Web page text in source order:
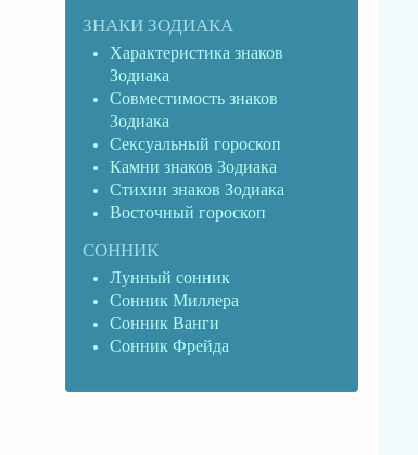
ЗНАКИ ЗОДИАКА
Характеристика знаков
Зодиака
Совместимость знаков
Зодиака
Сексуальный гороскоп
Камни знаков Зодиака
Стихии знаков Зодиака
Восточный гороскоп
СОННИК
Лунный сонник
Сонник Миллера
Сонник Ванги
Сонник Фрейда